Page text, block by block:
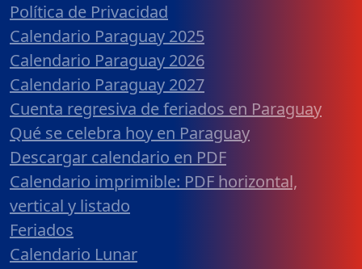
Política de Privacidad
Calendario Paraguay 2025
Calendario Paraguay 2026
Calendario Paraguay 2027
Cuenta regresiva de feriados en Paraguay
Qué se celebra hoy en Paraguay
Descargar calendario en PDF
Calendario imprimible: PDF horizontal,
vertical y listado
Feriados
Calendario Lunar